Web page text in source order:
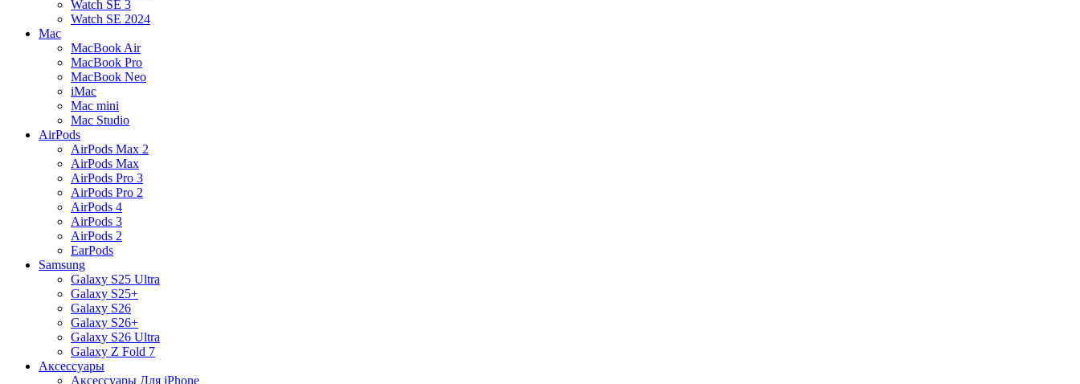
Watch SE 3
Watch SE 2024
Mac
MacBook Air
MacBook Pro
MacBook Neo
iMac
Mac mini
Mac Studio
AirPods
AirPods Max 2
AirPods Max
AirPods Pro 3
AirPods Pro 2
AirPods 4
AirPods 3
AirPods 2
EarPods
Samsung
Galaxy S25 Ultra
Galaxy S25+
Galaxy S26
Galaxy S26+
Galaxy S26 Ultra
Galaxy Z Fold 7
Аксессуары
Аксессуары Для iPhone